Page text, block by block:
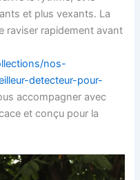
et plus vexants. La
raviser rapidement avant
nos-
detecteur-pour-
accompagner avec
et conçu pour la